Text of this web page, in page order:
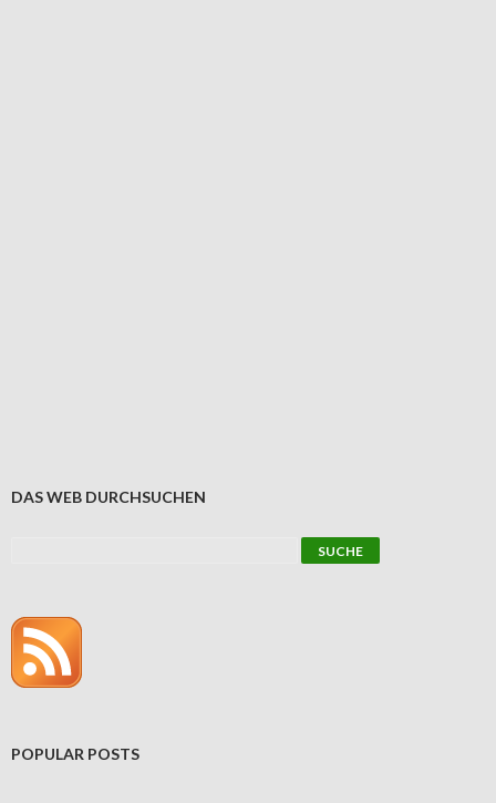
DAS WEB DURCHSUCHEN
POPULAR POSTS